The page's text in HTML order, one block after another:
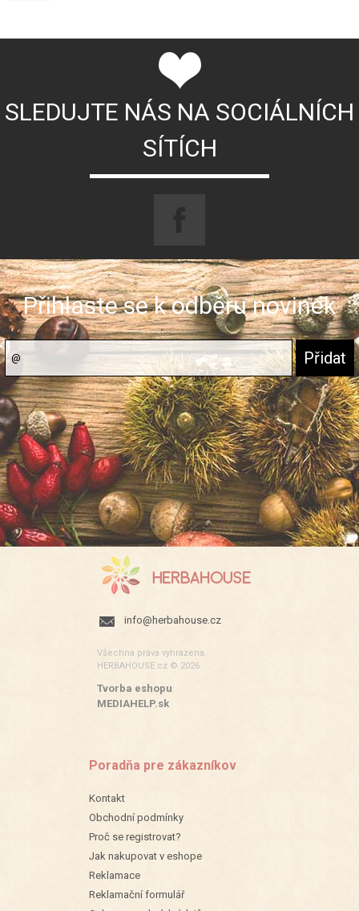
SLEDUJTE NÁS NA SOCIÁLNÍCH
SÍTÍCH
Přihlaste se k odběru novinek
info@herbahouse.cz
Všechna práva vyhrazena.
HERBAHOUSE.cz © 2026
Tvorba eshopu:
MEDIAHELP.sk
Poradňa pre zákazníkov
Kontakt
Obchodní podmínky
Proč se registrovat?
Jak nakupovat v eshope
Reklamace
Reklamační formulář